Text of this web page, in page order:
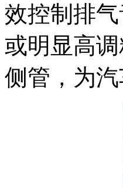
效控制排
或明显高
侧管，为